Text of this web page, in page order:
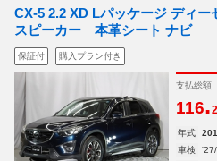
CX-5 2.2 XD Lパッケージ ディ
スピーカー 本革シート ナビ
保証付 購入プラン付き
支払総額
116.2
年式
車検